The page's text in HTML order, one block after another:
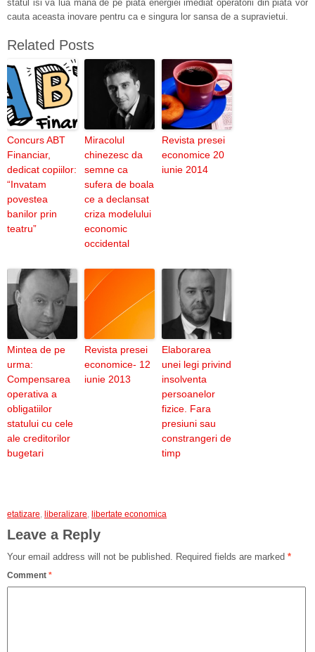
statul isi va lua mana de pe piata energiei imediat operatorii din piata vor
cauta aceasta inovare pentru ca e singura lor sansa de a supravietui.
Related Posts
Concurs ABT
Financiar,
dedicat copiilor:
“Invatam
povestea
banilor prin
teatru”
Miracolul
chinezesc da
semne ca
sufera de boala
ce a declansat
criza modelului
economic
occidental
Revista presei
economice 20
iunie 2014
Mintea de pe
urma:
Compensarea
operativa a
obligatiilor
statului cu cele
ale creditorilor
bugetari
Revista presei
economice- 12
iunie 2013
Elaborarea
unei legi privind
insolventa
persoanelor
fizice. Fara
presiuni sau
constrangeri de
timp
etatizare, liberalizare, libertate economica
Leave a Reply
Your email address will not be published. Required fields are marked *
Comment *